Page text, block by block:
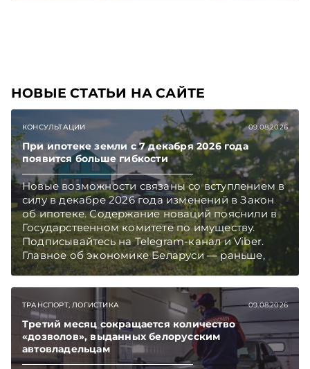
НОВЫЕ СТАТЬИ НА САЙТЕ
КОНСУЛЬТАЦИИ 09.08.2026
При ипотеке земли с 7 декабря 2026 года
появится больше гибкости
Новые возможности связаны со вступлением в
силу в декабре 2026 года изменений в Закон
об ипотеке. Содержание новаций пояснили в
Государственном комитете по имуществу.
Подписывайтесь на Telegram‑канал и Viber.
Главное об экономике Беларуси — раньше,
чем в новостях TelegramViber
ТРАНСПОРТ, ЛОГИСТИКА 09.08.2026
Третий месяц сокращается количество
«дозволов», выданных белорусским
автовладельцам